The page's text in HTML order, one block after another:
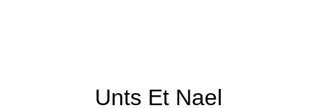
Unts Et Nael